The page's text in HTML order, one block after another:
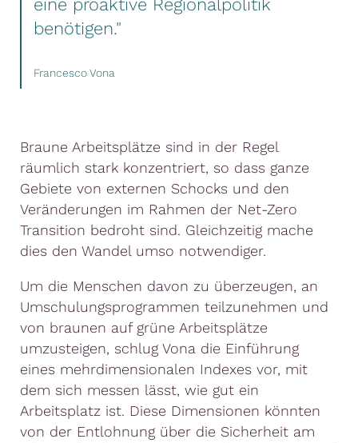
eine proaktive Regionalpolitik
benötigen."
Francesco Vona
Braune Arbeitsplätze sind in der Regel
räumlich stark konzentriert, so dass ganze
Gebiete von externen Schocks und den
Veränderungen im Rahmen der Net-Zero
Transition bedroht sind. Gleichzeitig mache
dies den Wandel umso notwendiger.
Um die Menschen davon zu überzeugen, an
Umschulungsprogrammen teilzunehmen und
von braunen auf grüne Arbeitsplätze
umzusteigen, schlug Vona die Einführung
eines mehrdimensionalen Indexes vor, mit
dem sich messen lässt, wie gut ein
Arbeitsplatz ist. Diese Dimensionen könnten
von der Entlohnung über die Sicherheit am